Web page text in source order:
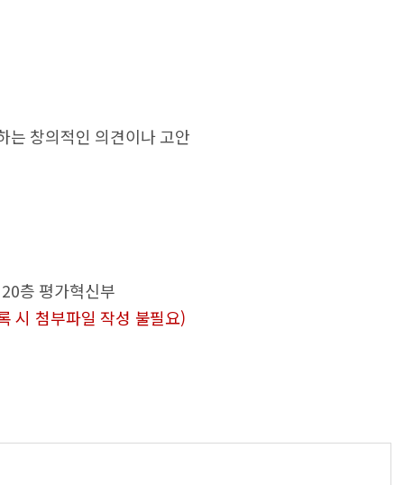
는 창의적인 의견이나 고안
층 평가혁신부
시 첨부파일 작성 불필요)